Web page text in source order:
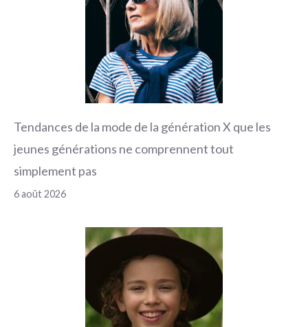
Tendances de la mode de la génération X que les
jeunes générations ne comprennent tout
simplement pas
6 août 2026